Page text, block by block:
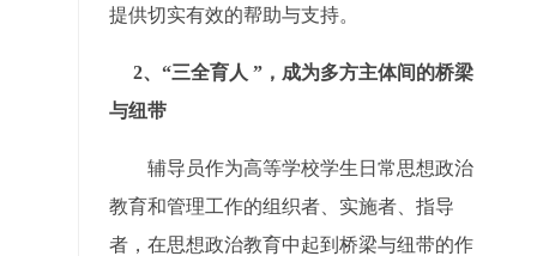
提供切实有效的帮助与支持。
2、“三全育人 ”，成为多方主体间的桥梁
与纽带
辅导员作为高等学校学生日常思想政治
教育和管理工作的组织者、实施者、指导
者，在思想政治教育中起到桥梁与纽带的作